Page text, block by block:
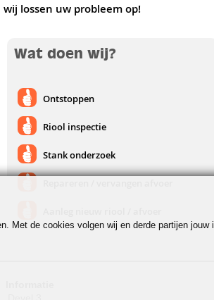
Wat doen wij?
Ontstoppen
Riool inspectie
Stank onderzoek
lossen uw probleem op!
Met de cookies volgen wij en derde partijen